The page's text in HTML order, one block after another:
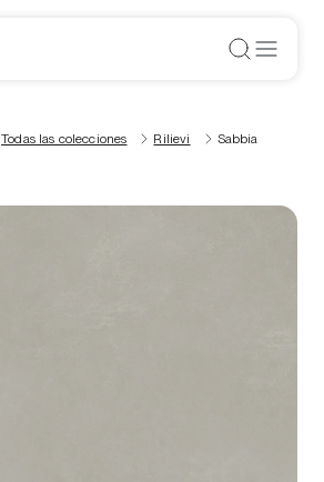
Todas las colecciones Rilievi Sabbia